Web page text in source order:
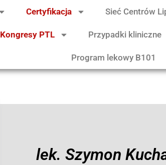
Certyfikacja Sieć Centrów
Kongresy PTL Przypadki kliniczne
Program lekowy B101
lek. Szymon